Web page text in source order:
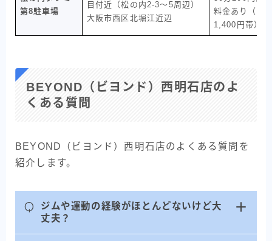
第8駐車場
目付近（松の内2-3〜5周辺）
大阪市西区北堀江近辺
料金あり（お
1,400円帯）
BEYOND（ビヨンド）西明石店のよ
くある質問
BEYOND（ビヨンド）西明石店のよくある質問を
紹介します。
Q
ジムや運動の経験がほとんどないけど大
丈夫？